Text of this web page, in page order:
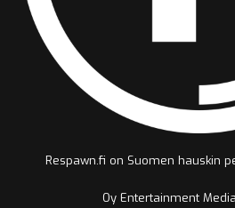
Respawn.fi on Suomen hauskin
Oy Entertainment